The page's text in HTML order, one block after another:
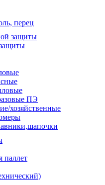
перец
защиты
ПЭ
хозяйственные
паллет